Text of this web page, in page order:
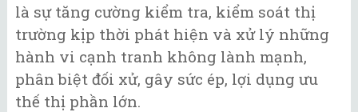
là sự tăng cường kiểm tra, kiểm soát thị
trường kịp thời phát hiện và xử lý những
hành vi cạnh tranh không lành mạnh,
phân biệt đối xử, gây sức ép, lợi dụng ưu
thế thị phần lớn.